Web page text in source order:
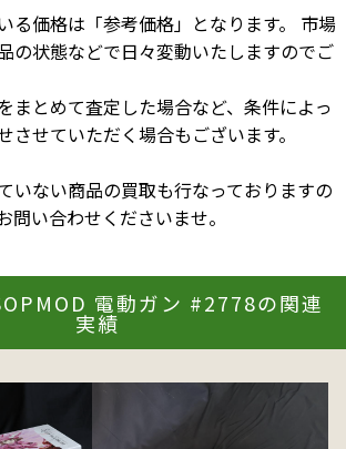
る価格は「参考価格」となります。 市場
の状態などで日々変動いたしますのでご
まとめて査定した場合など、条件によっ
させていただく場合もございます。
いない商品の買取も行なっておりますの
問い合わせくださいませ。
電動ガン #2778の関連
実績